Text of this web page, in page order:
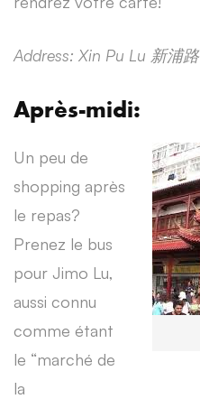
Address: Xin Pu Lu 新浦路
Après-midi:
Un peu de
shopping après
le repas?
Prenez le bus
pour Jimo Lu,
aussi connu
comme étant
le “marché de
la